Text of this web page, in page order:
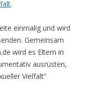
.
einmalig und wird
Gemeinsam
wird es Eltern in
ausrüsten,
Vielfalt“